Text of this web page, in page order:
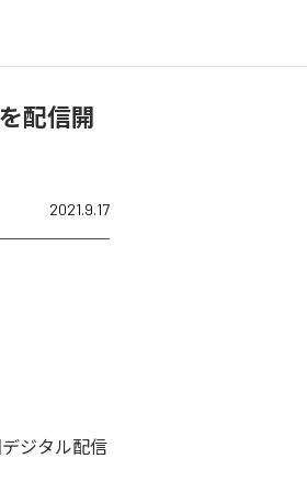
配信開
2021.9.17
デジタル配信